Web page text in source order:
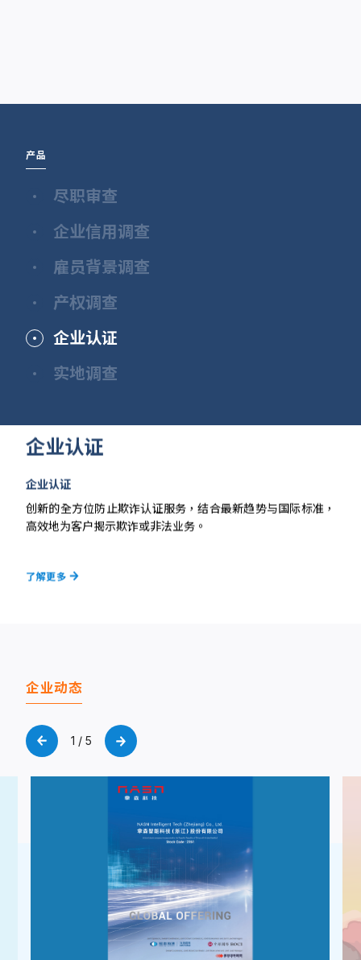
产品
尽职审查
企业信用调查
雇员背景调查
产权调查
企业认证
实地调查
我们以广泛的资讯渠道，从风险管理角度出发，分析并能提供
全面的风险评估，协助客户做出最合适的商业决策。
配合多元信息渠道，深入分析和信用风险评估，助客户规避潜
在的商业风险和保障交易安全。
高效的验证方法及机制经过长年的发展，为客户做好全球雇员
背景审查的把关角色，有效辨识不诚实及欺诈的应征者。
藉着我们庞大的跨国信息网络和可靠的数据，客户得以妥善完
成财务报告、管理商业交易中的潜在风险。
企业认证
企业认证
创新的全方位防止欺诈认证服务，结合最新趋势与国际标准，
高效地为客户揭示欺诈或非法业务。
了解更多
藉着专业策划团队及全球214个国家可灵活调动的走访人员，
能妥善管理和执行复杂且大批量的实地调查，以达致行业领导
企业动态
1 / 5